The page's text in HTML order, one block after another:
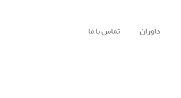
داوران تماس با ما